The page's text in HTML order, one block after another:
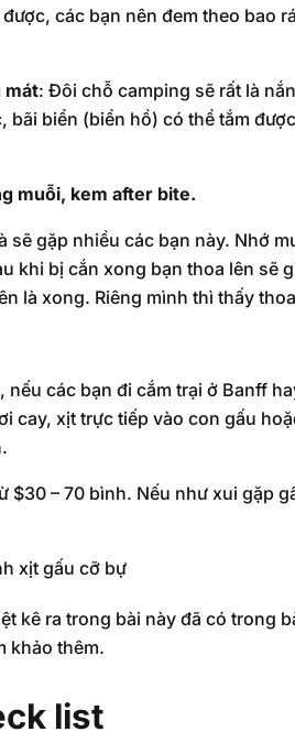
các bạn nên đem theo bao
mát: Đôi chỗ camping sẽ rất là
bãi biển (biển hồ) có thể tắm
muỗi, kem after bite.
sẽ gặp nhiều các bạn này. Nhớ
khi bị cắn xong bạn thoa lên sẽ
là xong. Riêng mình thì thấy
các bạn đi cắm trại ở Banff
cay, xịt trực tiếp vào con gấu
$30 – 70 bình. Nếu như xui gặp
xịt gấu cỡ bự
kê ra trong bài này đã có trong
khảo thêm.
list